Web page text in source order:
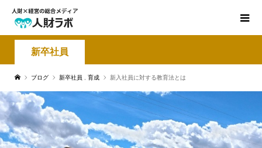
新卒社員
ブログ 新卒社員 育成 新入社員に対する教育法とは